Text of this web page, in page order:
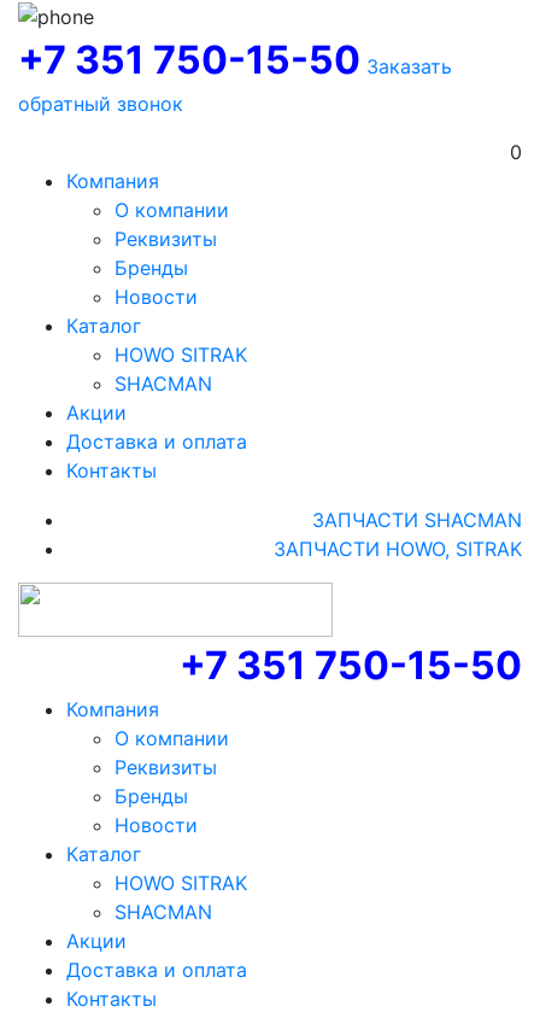
+7 351 750-15-50 Заказать
обратный звонок
0
Компания
О компании
Реквизиты
Бренды
Новости
Каталог
HOWO SITRAK
SHACMAN
Акции
Доставка и оплата
Контакты
ЗАПЧАСТИ SHACMAN
ЗАПЧАСТИ HOWO, SITRAK
+7 351 750-15-50
Компания
О компании
Реквизиты
Бренды
Новости
Каталог
HOWO SITRAK
SHACMAN
Акции
Доставка и оплата
Контакты